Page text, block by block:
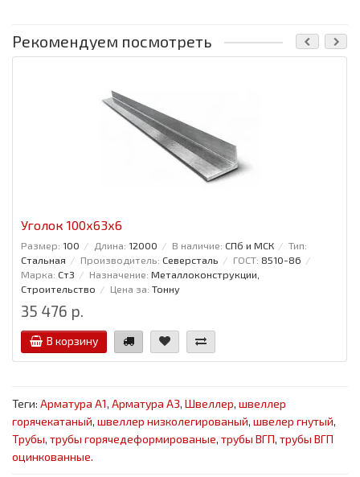
Рекомендуем посмотреть
Уголок 100x63x6
Размер: 100 Длина: 12000 В наличие: СПб и МСК
Тип:
Стальная
Производитель: Северсталь ГОСТ: 8510-86
Марка: Ст3 Назначение: Металлоконструкции,
Строительство
Цена за: Тонну
35 476 р.
В корзину
Теги: Арматура А1, Арматура А3, Швеллер, швеллер
горячекатаный, швеллер низколегированый, швелер гнутый,
Трубы, трубы горячедеформированые, трубы ВГП, трубы ВГП
оцинкованные.